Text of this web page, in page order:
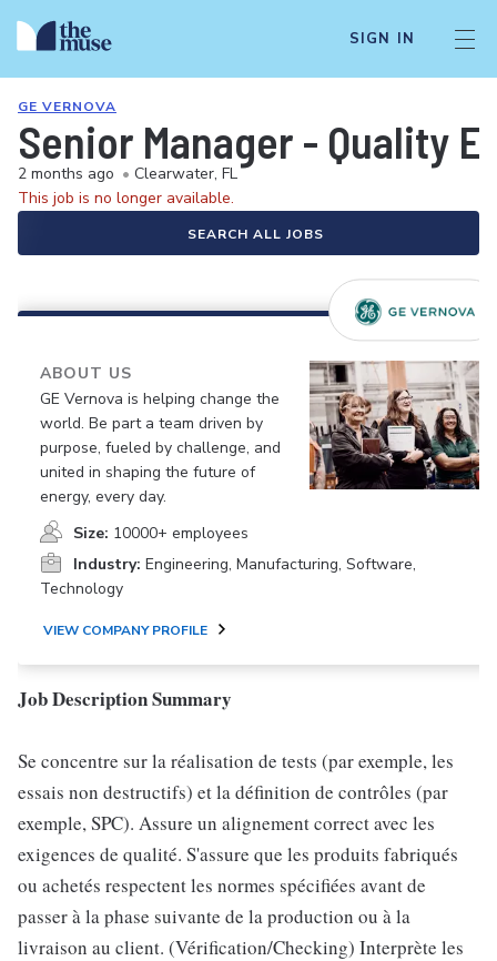
SIGN IN
GE VERNOVA
Senior Manager - Quality
2 months ago • Clearwater, FL
This job is no longer available.
SEARCH ALL JOBS
ABOUT US
GE Vernova is helping change the
world. Be part a team driven by
purpose, fueled by challenge, and
united in shaping the future of
energy, every day.
Size: 10000+ employees
Industry: Engineering, Manufacturing, Software,
Technology
VIEW COMPANY PROFILE
Job Description Summary
Se concentre sur la réalisation de tests (par exemple, les
essais non destructifs) et la définition de contrôles (par
exemple, SPC). Assure un alignement correct avec les
exigences de qualité. S'assure que les produits fabriqués
ou achetés respectent les normes spécifiées avant de
passer à la phase suivante de la production ou à la
livraison au client. (Vérification/Checking) Interprète les